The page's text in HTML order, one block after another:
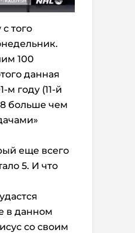
того
100
данная
м году (11-й
больше чем
еще всего
5. И что
в данном
со своим